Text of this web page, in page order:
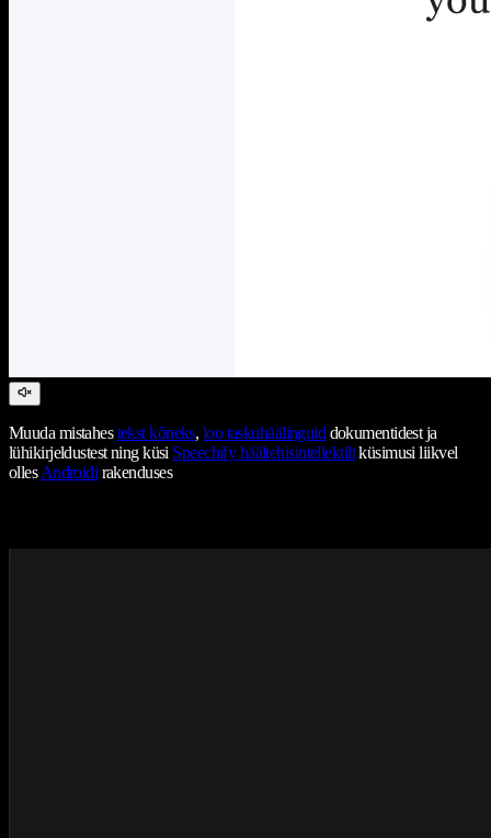
Muuda mistahestekst kõneks, loo taskuhäälinguiddokumentidest ja
lühikirjeldustest ning küsi Speechify häältehisintellektiltküsimusi liikvel
ollesAndroidirakenduses